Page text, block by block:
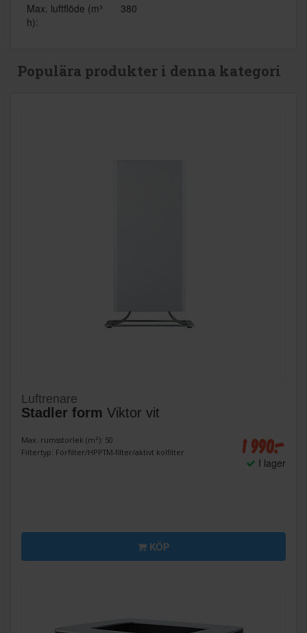
Max. luftflöde (m³
h):
380
Populära produkter i denna kategori
Luftrenare
Stadler form Viktor vit
Max. rumsstorlek (m²): 50
Filtertyp: Förfilter/HPPTM-filter/aktivt kolfilter
1 990:-
I lager
KÖP